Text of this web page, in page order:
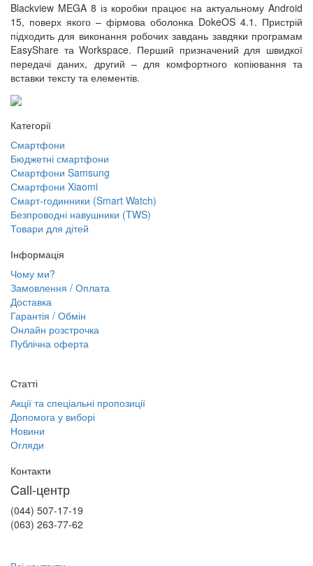
Blackview MEGA 8 із коробки працює на актуальному Android
15, поверх якого – фірмова оболонка DokeOS 4.1. Пристрій
підходить для виконання робочих завдань завдяки програмам
EasyShare та Workspace. Перший призначений для швидкої
передачі даних, другий – для комфортного копіювання та
вставки тексту та елементів.
Категорії
Смартфони
Бюджетні смартфони
Смартфони Samsung
Смартфони Xiaomi
Смарт-годинники (Smart Watch)
Безпроводні навушники (TWS)
Товари для дітей
Інформація
Чому ми?
Замовлення / Оплата
Доставка
Гарантія / Обмін
Онлайн розстрочка
Публічна оферта
Статті
Акції та спеціальні пропозиції
Допомога у виборі
Новини
Огляди
Контакти
Call-центр
(044) 507-17-19
(063) 263-77-62